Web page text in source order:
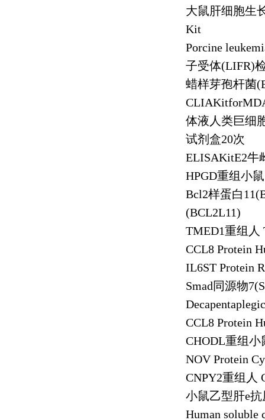
大鼠肝细胞生
Kit
Porcine
子受体(LIFR)
蜡样芽孢杆菌
体液人类巨细
试剂盒20次
ELISAKitE2牛
HPGD重组小鼠
Bcl2样蛋白
(BCL2L11)
TMED1重组人
CCL8 Protein
IL6ST Protein
Smad同源物
CCL8 Protein
CHODL重组小
NOV Protein
CNPY2重组人
小鼠乙型肝e抗
Human